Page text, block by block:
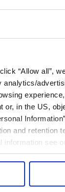
“Allow all”,
in the US,
and retention
information see